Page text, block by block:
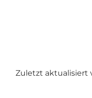
Zuletzt aktualisiert